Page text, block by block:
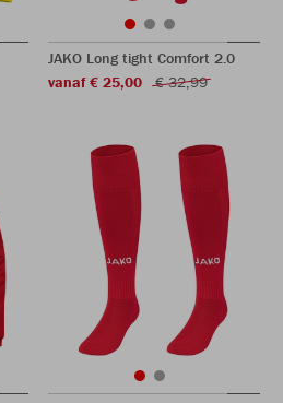
JAKO Long tight Comfort 2.0
vanaf € 25,00
€ 32,99